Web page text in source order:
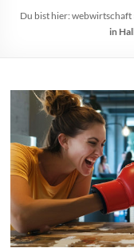
Du bist hier: webwirtschaft
in